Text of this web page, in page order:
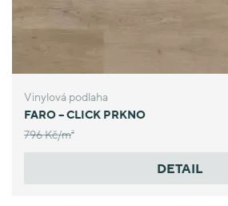
Vinylová podlaha
FARO – CLICK PRKNO
796 Kč/m2
DETAIL